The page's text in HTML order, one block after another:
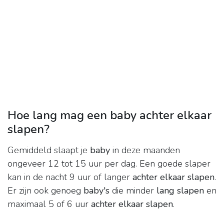
Hoe lang mag een baby achter elkaar
slapen?
Gemiddeld slaapt je baby in deze maanden
ongeveer 12 tot 15 uur per dag. Een goede slaper
kan in de nacht 9 uur of langer achter elkaar slapen.
Er zijn ook genoeg baby's die minder lang slapen en
maximaal 5 of 6 uur achter elkaar slapen.